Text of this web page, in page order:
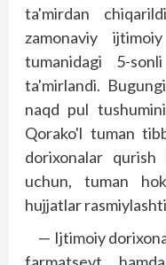
ta'mirdan
zamonaviy
tumanidagi 5-
ta'mirlandi.
naqd pul
Qorako'l tuman
dorixonalar
uchun, tuman
hujjatlar
— Ijtimoiy